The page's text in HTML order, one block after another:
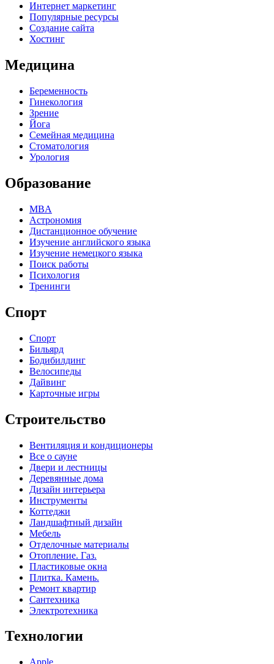
Интернет маркетинг
Популярные ресурсы
Создание сайта
Хостинг
Медицина
Беременность
Гинекология
Зрение
Йога
Семейная медицина
Стоматология
Урология
Образование
MBA
Астрономия
Дистанционное обучение
Изучение английского языка
Изучение немецкого языка
Поиск работы
Психология
Тренинги
Спорт
Спорт
Бильярд
Бодибилдинг
Велосипеды
Дайвинг
Карточные игры
Строительство
Вентиляция и кондиционеры
Все о сауне
Двери и лестницы
Деревянные дома
Дизайн интерьера
Инструменты
Коттеджи
Ландшафтный дизайн
Мебель
Отделочные материалы
Отопление. Газ.
Пластиковые окна
Плитка. Камень.
Ремонт квартир
Сантехника
Электротехника
Технологии